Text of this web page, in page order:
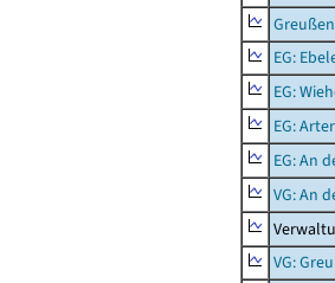
EG:
EG:
EG:
EG: An
VG: An
VG: